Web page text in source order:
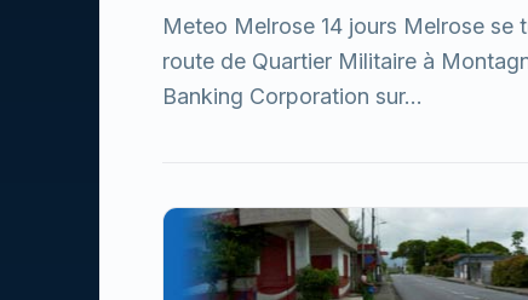
Meteo Melrose 14 jours Melrose se
route de Quartier Militaire à
Banking Corporation sur...